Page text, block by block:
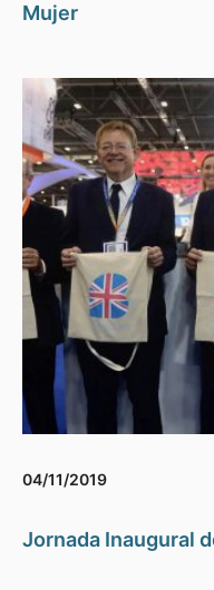
Mujer
04/11/2019
Jornada Inaugural